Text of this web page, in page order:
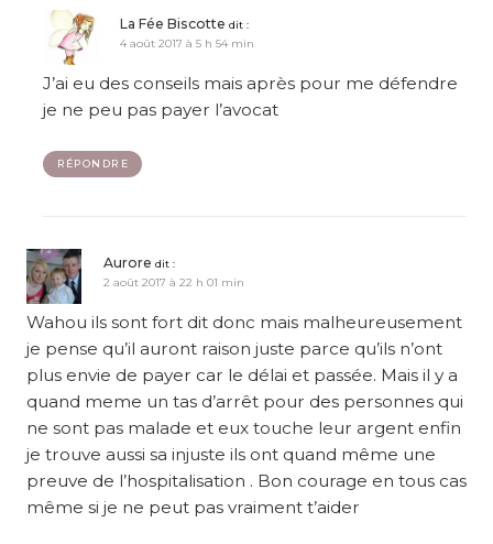
La Fée Biscotte dit :
4 août 2017 à 5 h 54 min
J’ai eu des conseils mais après pour me défendre
je ne peu pas payer l’avocat
RÉPONDRE
Aurore dit :
2 août 2017 à 22 h 01 min
Wahou ils sont fort dit donc mais malheureusement
je pense qu’il auront raison juste parce qu’ils n’ont
plus envie de payer car le délai et passée. Mais il y a
quand meme un tas d’arrêt pour des personnes qui
ne sont pas malade et eux touche leur argent enfin
je trouve aussi sa injuste ils ont quand même une
preuve de l’hospitalisation . Bon courage en tous cas
même si je ne peut pas vraiment t’aider